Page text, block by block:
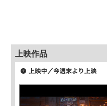
上映作品